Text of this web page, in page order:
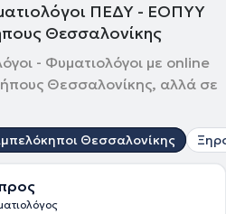
ΠΕΔΥ - ΕΟΠΥΥ
Θεσσαλονίκης
- Φυματιολόγοι με online
Θεσσαλονίκης, αλλά σε
Θεσσαλονίκης